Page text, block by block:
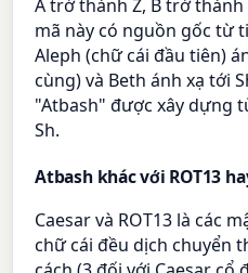
A trở thành Z, B trở thành
mã này có nguồn gốc từ
Aleph (chữ cái đầu tiên)
cùng) và Beth ánh xạ tới
"Atbash" được xây dựng
Sh.
Atbash khác với ROT13
Caesar và ROT13 là các
chữ cái đều dịch chuyển